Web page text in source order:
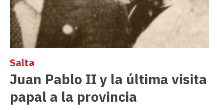
Juan Pablo II y la última visita
papal a la provincia
Salta